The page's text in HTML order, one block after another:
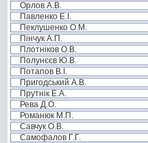
Орлов А.В.
Павленко Е.І.
Пеклушенко О.М.
Пінчук А.П.
Плотніков О.В.
Полунєєв Ю.В.
Потапов В.І.
Пригодський А.В.
Прутнік Е.А.
Рева Д.О.
Романюк М.П.
Савчук О.В.
Самофалов Г.Г.